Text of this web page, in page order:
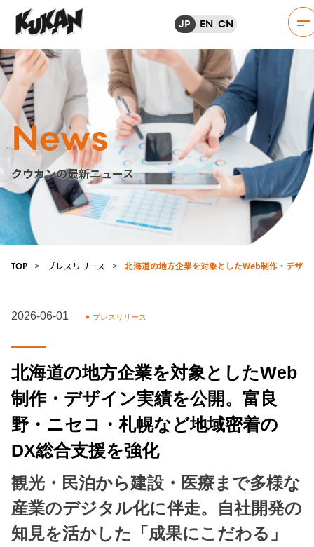
JP EN CN
News
クウカンの最新ニュース
TOP > プレスリリース > 北海道の地方企業を対象としたWeb制作・デザ
2026-06-01 プレスリリース
北海道の地方企業を対象としたWeb
制作・デザイン実績を公開。富良
野・ニセコ・札幌など地域密着の
DX総合支援を強化
観光・民泊から建設・医療まで多様な
産業のデジタル化に伴走。自社開発の
知見を活かした「成果にこだわる」